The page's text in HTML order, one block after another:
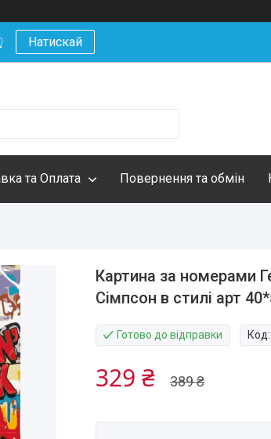
Натискай
та Оплата Повернення та обмін
Картина за номерами
Сімпсон в стилі арт
Готово до відправки Код:
389 ₴
329 ₴